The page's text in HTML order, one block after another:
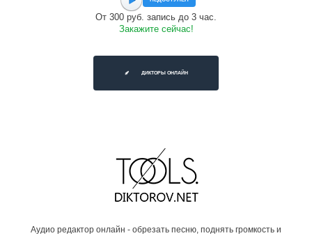
От 300 руб. запись до 3 час.
Закажите сейчас!
ДИКТОРЫ ОНЛАЙН
Аудио редактор онлайн - обрезать песню, поднять громкость и